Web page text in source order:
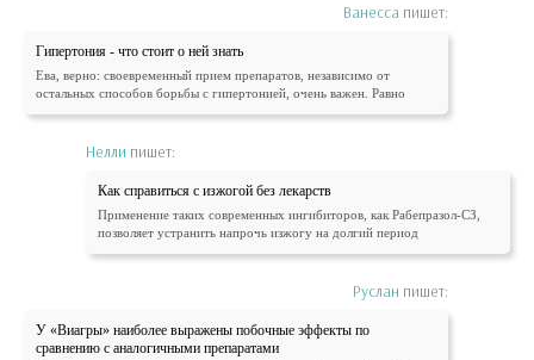
Ванесса пишет:
Гипертония - что стоит о ней знать
Ева, верно: своевременный прием препаратов, независимо от
остальных способов борьбы с гипертонией, очень важен. Равно
Нелли пишет:
Как справиться с изжогой без лекарств
Применение таких современных ингибиторов, как Рабепразол-СЗ,
позволяет устранить напрочь изжогу на долгий период
Руслан пишет:
У «Виагры» наиболее выражены побочные эффекты по
сравнению с аналогичными препаратами